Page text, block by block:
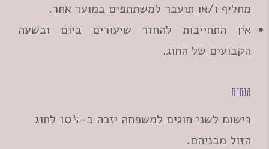
מחליף ו/או תועבר למשתתפים במועד אחר.
אין התחייבות להחזר שיעורים ביום ובשעה
הקבועים של החוג.
הנחות
רישום לשני חוגים למשפחה יזכה ב–10% לחוג
הזול מבניהם.